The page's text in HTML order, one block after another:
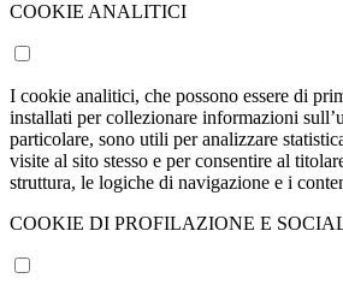
COOKIE ANALITICI
I cookie analitici, che possono essere di
installati per collezionare informazioni
particolare, sono utili per analizzare
visite al sito stesso e per consentire al
struttura, le logiche di navigazione e i
COOKIE DI PROFILAZIONE E